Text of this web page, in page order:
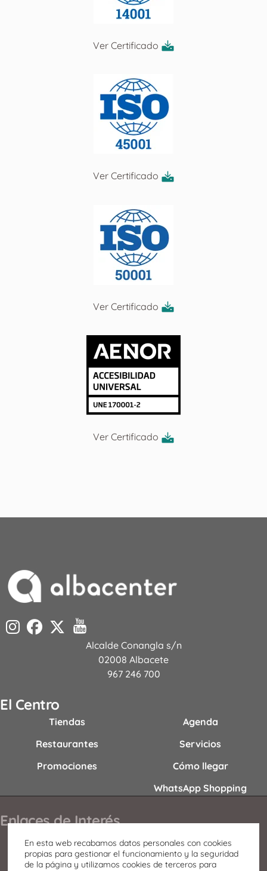
Ver Certificado
Ver Certificado
Ver Certificado
Ver Certificado
Alcalde Conangla s/n
02008 Albacete
967 246 700
El Centro
Tiendas
Restaurantes
Promociones
Agenda
Servicios
Cómo llegar
WhatsApp Shopping
Enlaces de Interés
Contacto
Horario
En esta web recabamos datos personales con cookies
propias para gestionar el funcionamiento y la seguridad
de la página y utilizamos cookies de terceros para